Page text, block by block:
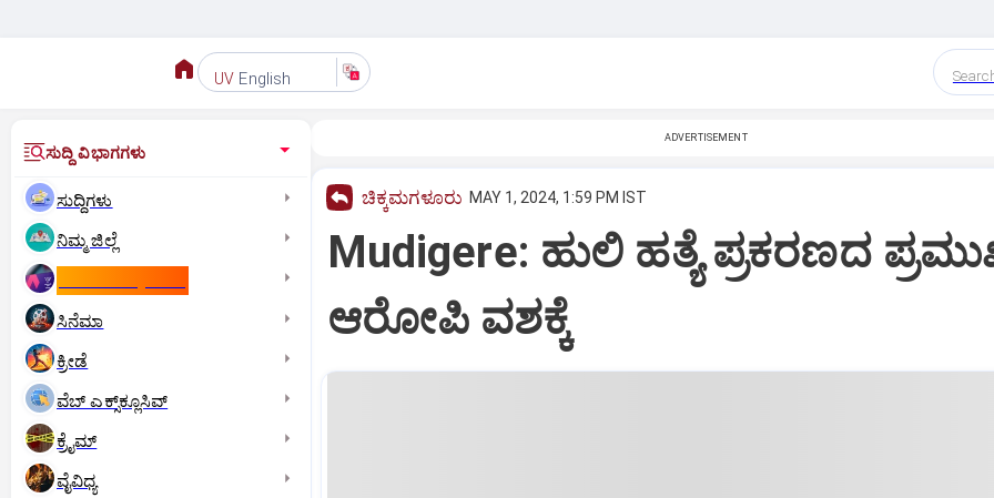
UV English
ಸುದ್ದಿ ವಿಭಾಗಗಳು
ಸುದ್ದಿಗಳು
ನಿಮ್ಮ ಜಿಲ್ಲೆ
ಸಿನೆಮಾ
ಕ್ರೀಡೆ
ವೆಬ್ ಎಕ್ಸ್‌ಕ್ಲೂಸಿವ್
ಕ್ರೈಮ್
ವೈವಿಧ್ಯ
ADVERTISEMENT
ಚಿಕ್ಕಮಗಳೂರು MAY 1, 2024, 1:59 PM IST
Mudigere: ಹುಲಿ ಹತ್ಯೆ ಪ್ರಕರಣದ
ಆರೋಪಿ ವಶಕ್ಕೆ